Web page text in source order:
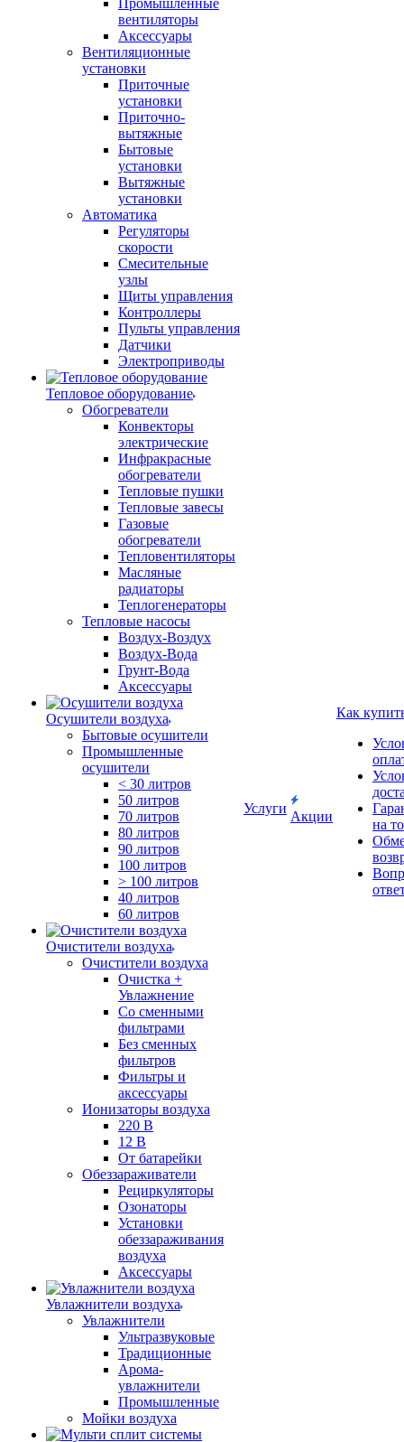
Промышленные
вентиляторы
Аксессуары
Вентиляционные
установки
Приточные
установки
Приточно-
вытяжные
Бытовые
установки
Вытяжные
установки
Автоматика
Регуляторы
скорости
Смесительные
узлы
Щиты управления
Контроллеры
Пульты управления
Датчики
Электроприводы
Тепловое оборудование
Обогреватели
Конвекторы
электрические
Инфракрасные
обогреватели
Тепловые пушки
Тепловые завесы
Газовые
обогреватели
Тепловентиляторы
Масляные
радиаторы
Теплогенераторы
Тепловые насосы
Воздух-Воздух
Воздух-Вода
Грунт-Вода
Аксессуары
Осушители воздуха
Бытовые осушители
Промышленные
осушители
< 30 литров
50 литров
70 литров
80 литров
90 литров
100 литров
> 100 литров
40 литров
60 литров
Очистители воздуха
Очистители воздуха
Очистка +
Увлажнение
Cо сменными
фильтрами
Без сменных
фильтров
Фильтры и
аксессуары
Ионизаторы воздуха
220 В
12 В
От батарейки
Обеззараживатели
Рециркуляторы
Озонаторы
Установки
обеззараживания
воздуха
Аксессуары
Увлажнители воздуха
Увлажнители
Ультразвуковые
Традиционные
Арома-
увлажнители
Промышленные
Мойки воздуха
Услуги
Акции
Как
на